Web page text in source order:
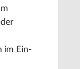
im Ein-